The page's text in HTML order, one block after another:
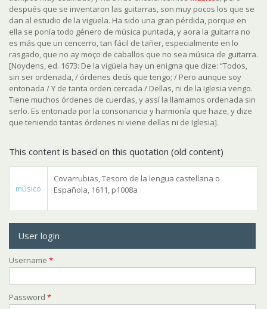
después que se inventaron las guitarras, son muy pocos los que se
dan al estudio de la vigüela. Ha sido una gran pérdida, porque en
ella se ponía todo género de música puntada, y aora la guitarra no
es más que un cencerro, tan fácil de tañer, especialmente en lo
rasgado, que no ay moço de caballos que no sea música de guitarra.
[Noydens, ed. 1673: De la vigüela hay un enigma que dize: “Todos,
sin ser ordenada, / órdenes decís que tengo; / Pero aunque soy
entonada / Y de tanta orden cercada / Dellas, ni de la Iglesia vengo.
Tiene muchos órdenes de cuerdas, y assí la llamamos ordenada sin
serlo. Es entonada por la consonancia y harmonía que haze, y dize
que teniendo tantas órdenes ni viene dellas ni de Iglesia].
This content is based on this quotation (old content)
músico
Covarrubias, Tesoro de la lengua castellana o
Española, 1611, p1008a
User login
Username *
Password *